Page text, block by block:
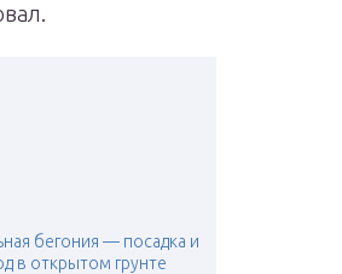
бегония — посадка и
в открытом грунте